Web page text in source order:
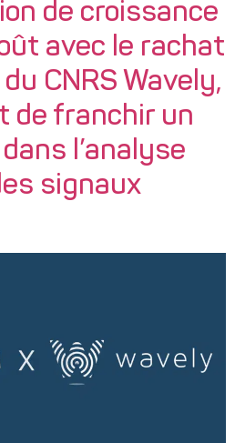
de croissance
avec le rachat
CNRS Wavely,
de franchir un
l’analyse
signaux